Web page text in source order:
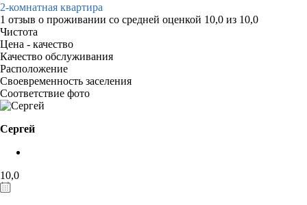
2-комнатная квартира
1 отзыв о проживании со средней оценкой 10,0 из 10,0
Чистота
Цена - качество
Качество обслуживания
Расположение
Своевременность заселения
Соответствие фото
Сергей
10,0